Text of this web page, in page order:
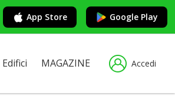
App Store Google Play
MAGAZINE Accedi